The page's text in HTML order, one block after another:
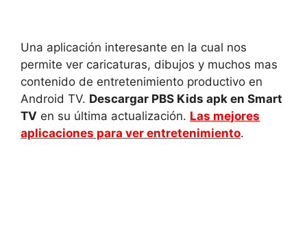
Una aplicación interesante en la cual nos
permite ver caricaturas, dibujos y muchos mas
contenido de entretenimiento productivo en
Android TV. Descargar PBS Kids apk en Smart
TV en su última actualización. Las mejores
aplicaciones para ver entretenimiento.